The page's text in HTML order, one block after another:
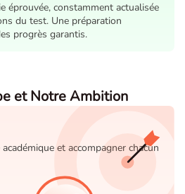
éprouvée, constamment actualisée
du test. Une préparation
progrès garantis.
et Notre Ambition
et accompagner chacun